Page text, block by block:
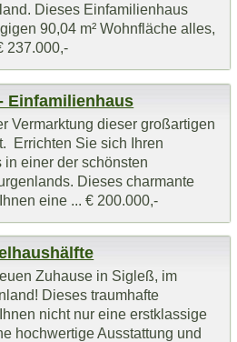
Dieses Einfamilienhaus
90,04 m² Wohnfläche alles,
237.000,-
Einfamilienhaus
Vermarktung dieser großartigen
Errichten Sie sich Ihren
einer der schönsten
Dieses charmante
eine ... € 200.000,-
Zuhause in Sigleß, im
Dieses traumhafte
nicht nur eine erstklassige
hochwertige Ausstattung und